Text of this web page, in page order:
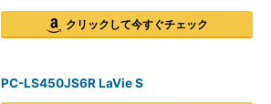
クリックして今すぐチェック
PC-LS450JS6R LaVie S